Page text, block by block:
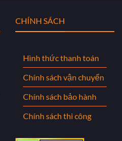
CHÍNH SÁCH
Hình thức thanh toán
Chính sách vận chuyển
Chính sách bảo hành
Chính sách thi công